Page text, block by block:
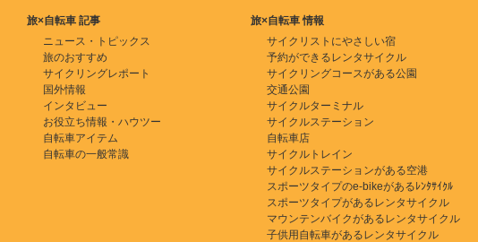
旅×自転車 記事
ニュース・トピックス
旅のおすすめ
サイクリングレポート
国外情報
インタビュー
お役立ち情報・ハウツー
自転車アイテム
自転車の一般常識
旅×自転車 情報
サイクリストにやさしい宿
予約ができるレンタサイクル
サイクリングコースがある公園
交通公園
サイクルターミナル
サイクルステーション
自転車店
サイクルトレイン
サイクルステーションがある空港
スポーツタイプのe-bikeがあるﾚﾝﾀｻｲｸﾙ
スポーツタイプがあるレンタサイクル
マウンテンバイクがあるレンタサイクル
子供用自転車があるレンタサイクル